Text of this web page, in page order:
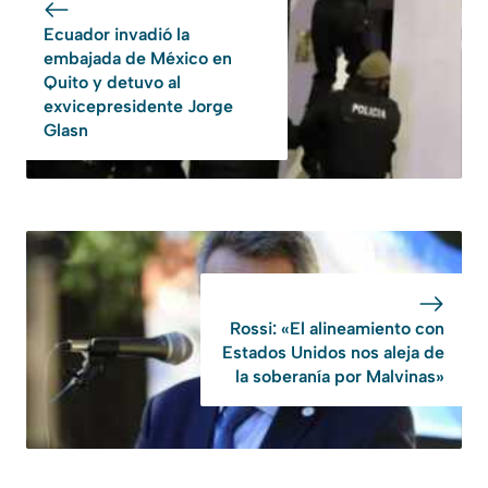
Ecuador invadió la
embajada de México en
Quito y detuvo al
exvicepresidente Jorge
Glasn
Rossi: «El alineamiento con
Estados Unidos nos aleja de
la soberanía por Malvinas»